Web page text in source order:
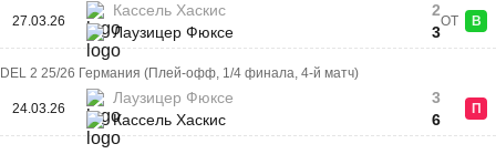
27.03.26
Кассель Хаскис
Лаузицер Фюксе
2
3
ОТ В
DEL 2 25/26 Германия (Плей-офф, 1/4 финала, 4-й матч)
24.03.26
Лаузицер Фюксе
Кассель Хаскис
3
6
П